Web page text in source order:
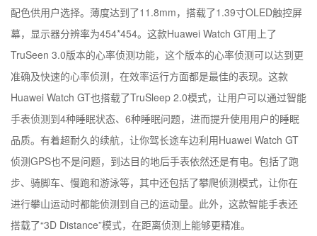
配色供用户选择。薄度达到了11.8mm，搭载了1.39寸OLED触控屏
幕，显示器分辨率为454*454。这款Huawei Watch GT用上了
TruSeen 3.0版本的心率侦测功能，这个版本的心率侦测可以达到更
准确及快速的心率侦测，在效率运行方面都是最佳的表现。这款
Huawei Watch GT也搭载了TruSleep 2.0模式，让用户可以通过智能
手表侦测到4种睡眠状态、6种睡眠问题，进而提升使用用户的睡眠
品质。有着超耐久的续航，让你驾长途车边利用Huawei Watch GT
侦测GPS也不是问题，到达目的地后手表依然还是有电。包括了跑
步、骑脚车、慢跑和游泳等，其中还包括了攀爬侦测模式，让你在
进行攀山运动时都能侦测到自己的运动量。此外，这款智能手表还
搭载了“3D Distance”模式，在距离侦测上能够更精准。